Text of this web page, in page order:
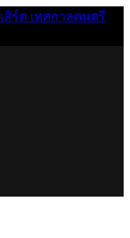
เทศกาลดนตรี เพลง